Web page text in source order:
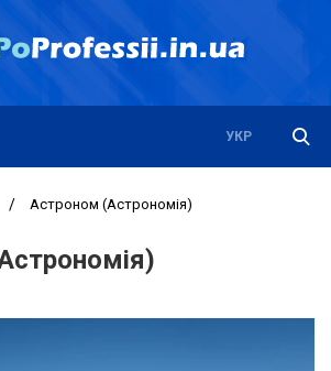
РУС
УКР
/ Астроном (Астрономія)